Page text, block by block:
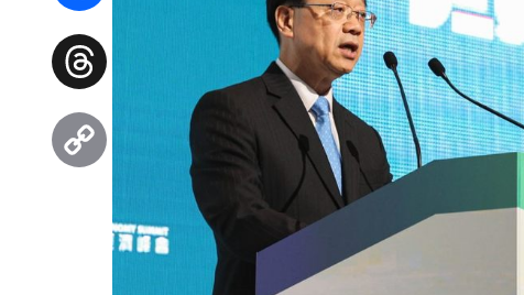
Facebook
Threads
Link